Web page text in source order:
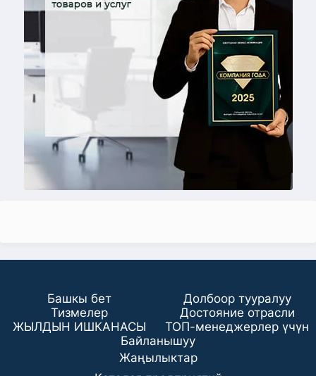
Башкы бет
Долбоор тууралуу
Тизмелер
Достояние отрасли
ЖЫЛДЫН ИШКАНАСЫ
ТОП-менеджерлер үчүн
Байланышуу
Жаңылыктар